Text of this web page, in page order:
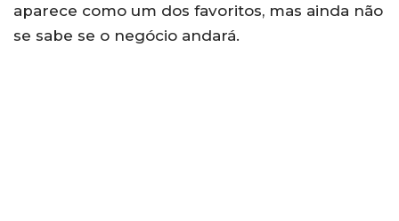
aparece como um dos favoritos, mas ainda não
se sabe se o negócio andará.